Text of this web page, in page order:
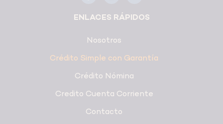
ENLACES RÁPIDOS
Nosotros
Crédito Simple con Garantía
Crédito Nómina
Credito Cuenta Corriente
Contacto